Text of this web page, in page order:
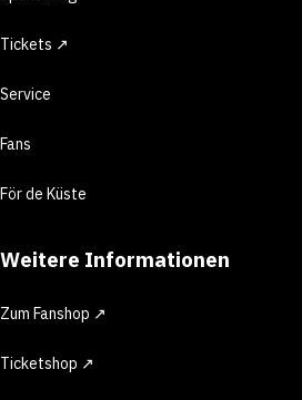
Tickets ↗
Service
Fans
För de Küste
Weitere Informationen
Zum Fanshop ↗
Ticketshop ↗